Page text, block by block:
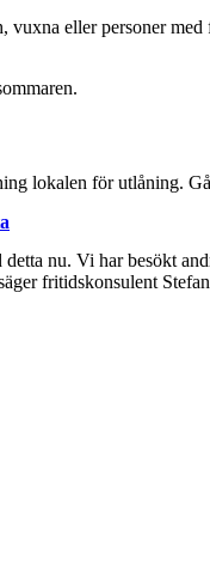
eller personer
lokalen för utlåning.
nu. Vi har besökt
fritidskonsulent